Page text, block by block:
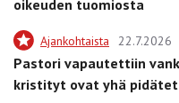
oikeuden tuomiosta
Ajankohtaista 22.7.2026
Pastori vapautettiin
kristityt ovat yhä